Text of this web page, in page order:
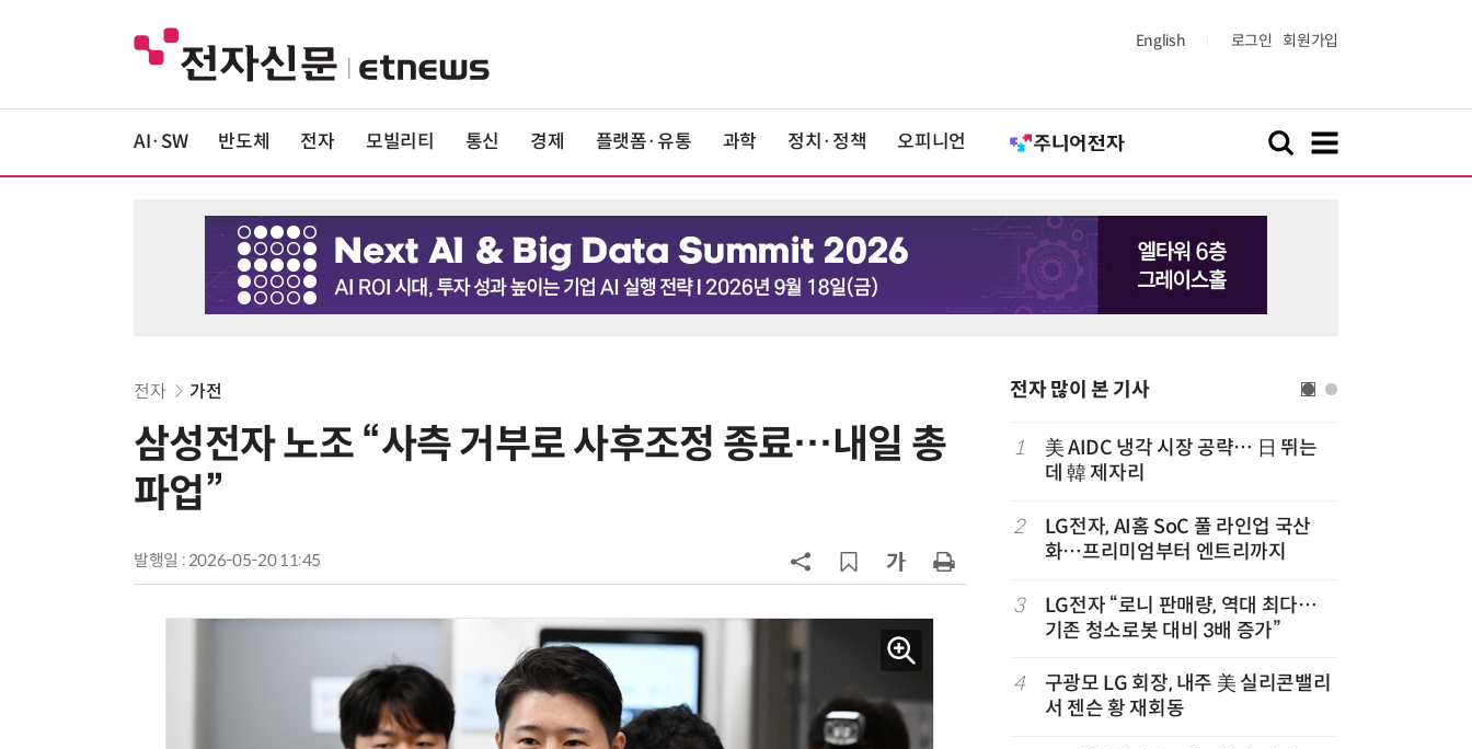
English 로그인 회원가입
AI·SW 반도체 전자 모빌리티 통신 경제 플랫폼·유통 과학 정치·정책 오피니언
전자 가전
삼성전자 노조 “사측 거부로 사후조정 종료…내일 총
파업”
발행일 : 2026-05-20 11:45
전자 많이 본 기사
6
신일전자, '스마트 큐브 멀티탭' 출
전자, 美 B2B 구독 시동
서 TV·모니터 '大戰'
“상장폐지 막아라”…중소 가전 기업,
주가 부양 '총력전'
1
美 AIDC 냉각 시장 공략… 日 뛰는
데 韓 제자리
2
LG전자, AI홈 SoC 풀 라인업 국산
화…프리미엄부터 엔트리까지
3
LG전자 “로니 판매량, 역대 최다…
기존 청소로봇 대비 3배 증가”
4
구광모 LG 회장, 내주 美 실리콘밸리
서 젠슨 황 재회동